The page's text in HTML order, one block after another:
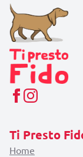
Ti Presto
Home